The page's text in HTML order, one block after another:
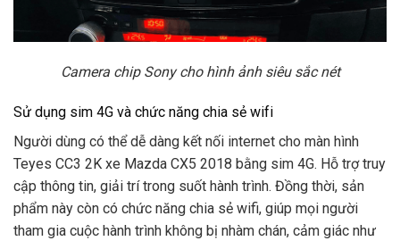
Camera chip Sony cho hình ảnh siêu sắc nét
Sử dụng sim 4G và chức năng chia sẻ wifi
Người dùng có thể dễ dàng kết nối internet cho màn hình
Teyes CC3 2K xe Mazda CX5 2018 bằng sim 4G. Hỗ trợ truy
cập thông tin, giải trí trong suốt hành trình. Đồng thời, sản
phẩm này còn có chức năng chia sẻ wifi, giúp mọi người
tham gia cuộc hành trình không bị nhàm chán, cảm giác như